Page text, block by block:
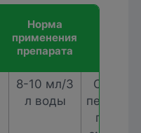
Норма
применения
препарата
8-10 мл/3
л воды
период
первое